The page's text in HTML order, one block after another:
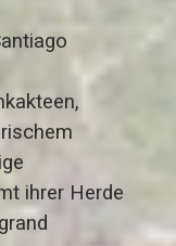
ihrer Herde